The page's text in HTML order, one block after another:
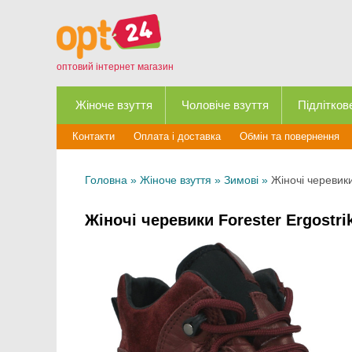
оптовий інтернет магазин
Жіноче взуття Чоловіче взуття
Контакти Оплата і доставка Обмін та повернення
Головна » Жіноче взуття » Зимові » Жіночі
Жіночі черевики Forester